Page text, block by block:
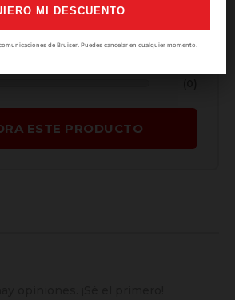
MI DESCUENTO
de Bruiser. Puedes cancelar en cualquier momento.
(0)
ESTE PRODUCTO